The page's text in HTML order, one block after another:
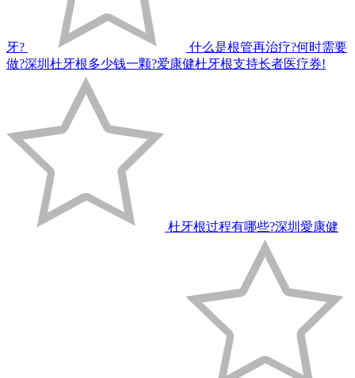
牙?
什么是根管再治疗?何时需要
做?深圳杜牙根多少钱一颗?爱康健杜牙根支持长者医疗券!
杜牙根过程有哪些?深圳愛康健